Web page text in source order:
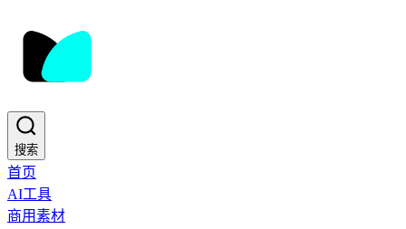
搜索
首页
AI工具
商用素材